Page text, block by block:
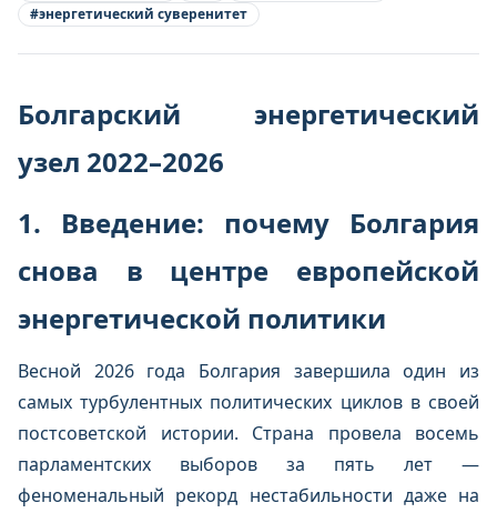
#энергетический суверенитет
Болгарский энергетический
узел 2022–2026
1. Введение: почему Болгария
снова в центре европейской
энергетической политики
Весной 2026 года Болгария завершила один из
самых турбулентных политических циклов в своей
постсоветской истории. Страна провела восемь
парламентских выборов за пять лет —
феноменальный рекорд нестабильности даже на